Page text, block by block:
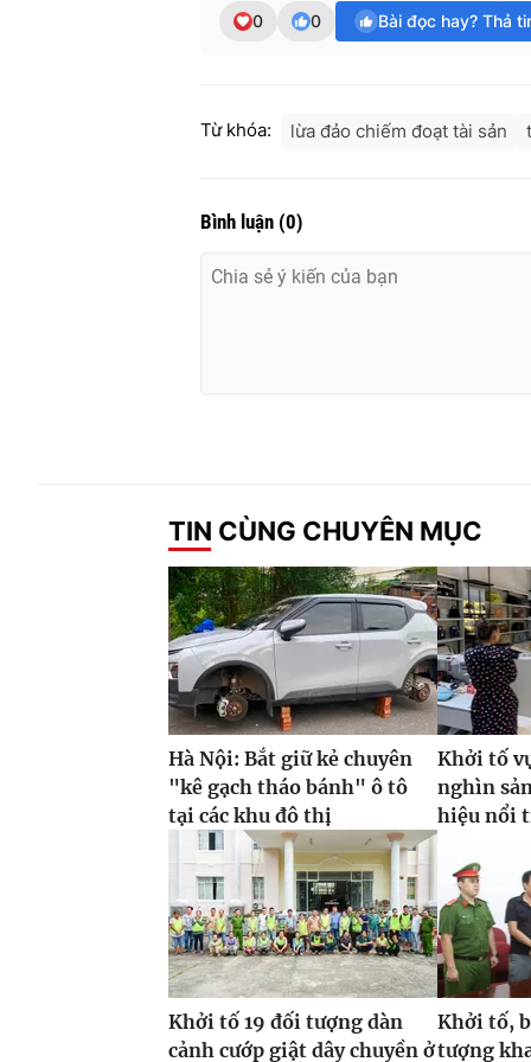
0 0 Bài đọc hay? Thả
Từ khóa: lừa đảo chiếm đoạt tài sản
Bình luận (0)
TIN CÙNG CHUYÊN MỤC
Hà Nội: Bắt giữ kẻ chuyên
"kê gạch tháo bánh" ô tô
tại các khu đô thị
Khởi tố
nghìn
hiệu nổi
Khởi tố 19 đối tượng dàn
cảnh cướp giật dây chuyền ở
Khởi tố,
tượng